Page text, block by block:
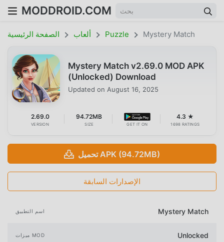
MODDROID.COM
الصفحة الرئيسية ألعاب Puzzle Mystery Match
Mystery Match v2.69.0 MOD APK
(Unlocked) Download
Updated on August 16, 2025
2.69.0
VERSION
94.72MB
SIZE GET IT ON
4.3 ★
1698 RATINGS
تحميل APK (94.72MB)
الإصدارات السابقة
اسم التطبيق Mystery Match
ميزات MOD Unlocked